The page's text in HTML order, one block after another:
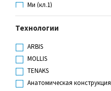
Ми (кл.1)
Мп
Нм (кл.2)
Технологии
ARBIS
MOLLIS
TENAKS
Анатомическая конструкция